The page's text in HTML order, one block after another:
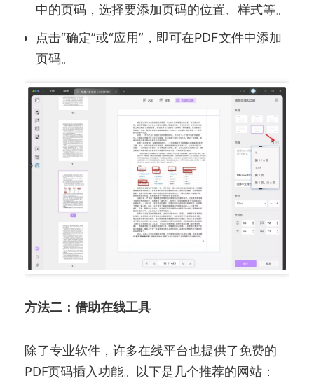
中的页码，选择要添加页码的位置、样式等。
点击“确定”或“应用”，即可在PDF文件中添加
页码。
方法二：借助在线工具
除了专业软件，许多在线平台也提供了免费的
PDF页码插入功能。以下是几个推荐的网站：